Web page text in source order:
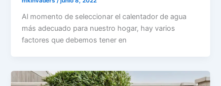
Al momento de seleccionar el calentador de agua
más adecuado para nuestro hogar, hay varios
factores que debemos tener en